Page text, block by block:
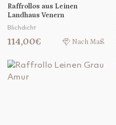
Raffrollos aus Leinen
Landhaus Venern
Blichdicht
114,00€ Nach Maß